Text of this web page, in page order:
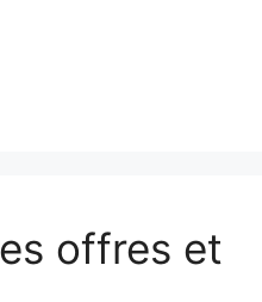
offres et